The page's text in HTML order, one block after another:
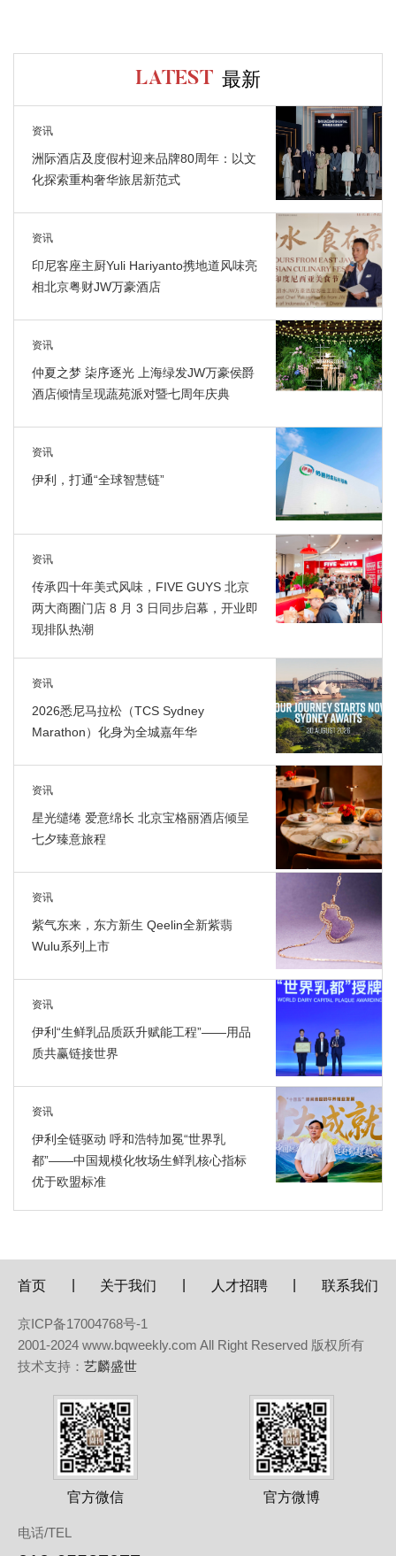
LATEST 最新
资讯
洲际酒店及度假村迎来品牌80周年：以文
化探索重构奢华旅居新范式
资讯
印尼客座主厨Yuli Hariyanto携地道风味亮
相北京粤财JW万豪酒店
资讯
仲夏之梦 柒序逐光 上海绿发JW万豪侯爵
酒店倾情呈现蔬苑派对暨七周年庆典
资讯
伊利，打通“全球智慧链”
资讯
传承四十年美式风味，FIVE GUYS 北京
两大商圈门店 8 月 3 日同步启幕，开业即
现排队热潮
资讯
2026悉尼马拉松（TCS Sydney
Marathon）化身为全城嘉年华
资讯
星光缱绻 爱意绵长 北京宝格丽酒店倾呈
七夕臻意旅程
资讯
紫气东来，东方新生 Qeelin全新紫翡
Wulu系列上市
资讯
伊利“生鲜乳品质跃升赋能工程”——用品
质共赢链接世界
资讯
伊利全链驱动 呼和浩特加冕“世界乳
都”——中国规模化牧场生鲜乳核心指标
优于欧盟标准
首页 关于我们 人才招聘 联系我们
京ICP备17004768号-1
2001-2024 www.bqweekly.com All Right Reserved 版权所有
技术支持： 艺麟盛世
官方微信 官方微博
电话/TEL